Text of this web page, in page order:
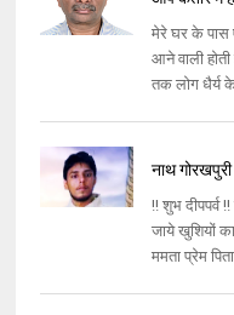
मेरे घर के पास
आने वाली
तक लोग धैर्य
नाथ
!! शुभ
जाये खुशियों
ममता प्रेम